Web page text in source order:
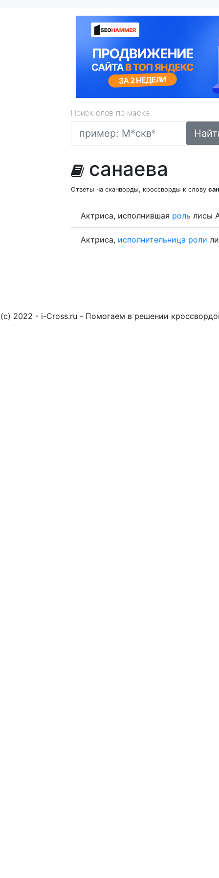
Поиск слов по маске
санаева
Ответы на сканворды, кроссворды к слову
Актриса, исполнившая роль лисы
Актриса, исполнительница роли
(c) 2022 - i-Cross.ru - Помогаем в решении